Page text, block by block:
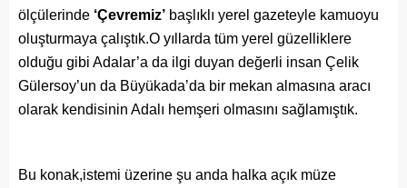
ölçülerinde ‘Çevremiz’ başlıklı yerel gazeteyle kamuoyu
oluşturmaya çalıştık.O yıllarda tüm yerel güzelliklere
olduğu gibi Adalar’a da ilgi duyan değerli insan Çelik
Gülersoy’un da Büyükada’da bir mekan almasına aracı
olarak kendisinin Adalı hemşeri olmasını sağlamıştık.
Bu konak,istemi üzerine şu anda halka açık müze